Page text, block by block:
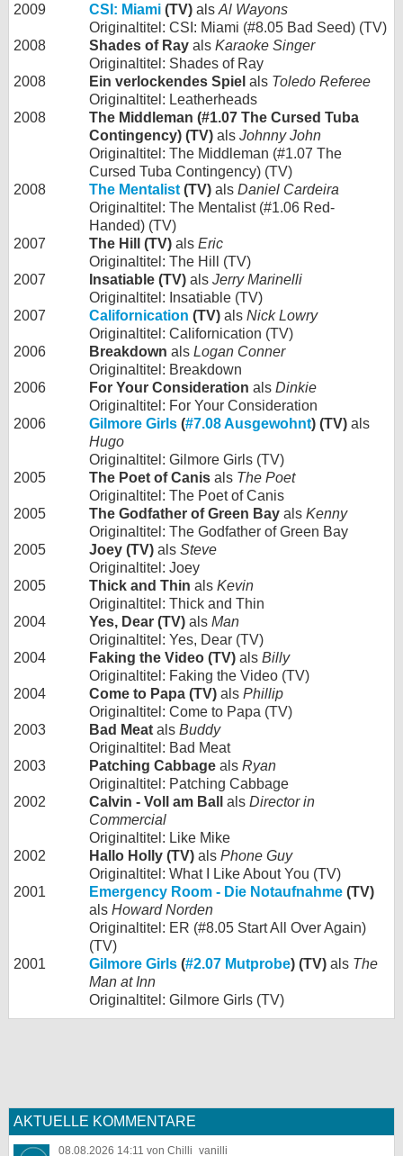
2009
CSI: Miami (TV) als Al Wayons
Originaltitel: CSI: Miami (#8.05 Bad Seed) (TV)
2008
Shades of Ray als Karaoke Singer
Originaltitel: Shades of Ray
2008
Ein verlockendes Spiel als Toledo Referee
Originaltitel: Leatherheads
2008
The Middleman (#1.07 The Cursed Tuba
Contingency) (TV) als Johnny John
Originaltitel: The Middleman (#1.07 The
Cursed Tuba Contingency) (TV)
2008
The Mentalist (TV) als Daniel Cardeira
Originaltitel: The Mentalist (#1.06 Red-
Handed) (TV)
2007
The Hill (TV) als Eric
Originaltitel: The Hill (TV)
2007
Insatiable (TV) als Jerry Marinelli
Originaltitel: Insatiable (TV)
2007
Californication (TV) als Nick Lowry
Originaltitel: Californication (TV)
2006
Breakdown als Logan Conner
Originaltitel: Breakdown
2006
For Your Consideration als Dinkie
Originaltitel: For Your Consideration
2006
Gilmore Girls (#7.08 Ausgewohnt) (TV) als
Hugo
Originaltitel: Gilmore Girls (TV)
2005
The Poet of Canis als The Poet
Originaltitel: The Poet of Canis
2005
The Godfather of Green Bay als Kenny
Originaltitel: The Godfather of Green Bay
2005
Joey (TV) als Steve
Originaltitel: Joey
2005
Thick and Thin als Kevin
Originaltitel: Thick and Thin
2004
Yes, Dear (TV) als Man
Originaltitel: Yes, Dear (TV)
2004
Faking the Video (TV) als Billy
Originaltitel: Faking the Video (TV)
2004
Come to Papa (TV) als Phillip
Originaltitel: Come to Papa (TV)
2003
Bad Meat als Buddy
Originaltitel: Bad Meat
2003
Patching Cabbage als Ryan
Originaltitel: Patching Cabbage
2002
Calvin - Voll am Ball als Director in
Commercial
Originaltitel: Like Mike
2002
Hallo Holly (TV) als Phone Guy
Originaltitel: What I Like About You (TV)
2001
Emergency Room - Die Notaufnahme (TV)
als Howard Norden
Originaltitel: ER (#8.05 Start All Over Again)
(TV)
2001
Gilmore Girls (#2.07 Mutprobe) (TV) als The
Man at Inn
Originaltitel: Gilmore Girls (TV)
AKTUELLE KOMMENTARE
08.08.2026 14:11 von Chilli_vanilli